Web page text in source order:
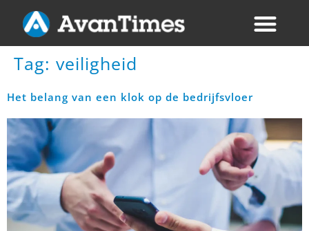
Tag: veiligheid
Het belang van een klok op de bedrijfsvloer